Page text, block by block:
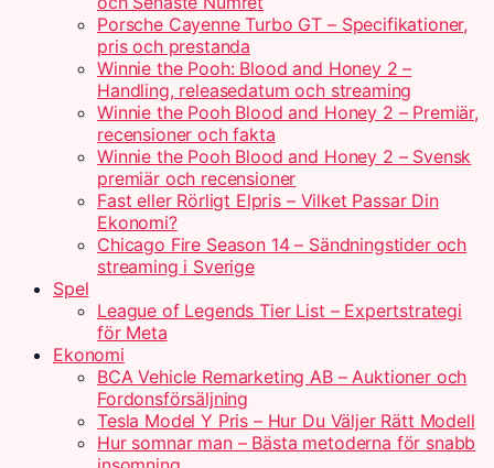
Porsche Cayenne Turbo GT – Specifikationer,
pris och prestanda
Winnie the Pooh: Blood and Honey 2 –
Handling, releasedatum och streaming
Winnie the Pooh Blood and Honey 2 – Premiär,
recensioner och fakta
Winnie the Pooh Blood and Honey 2 – Svensk
premiär och recensioner
Fast eller Rörligt Elpris – Vilket Passar Din
Ekonomi?
Chicago Fire Season 14 – Sändningstider och
streaming i Sverige
Spel
League of Legends Tier List – Expertstrategi
för Meta
Ekonomi
BCA Vehicle Remarketing AB – Auktioner och
Fordonsförsäljning
Tesla Model Y Pris – Hur Du Väljer Rätt Modell
Hur somnar man – Bästa metoderna för snabb